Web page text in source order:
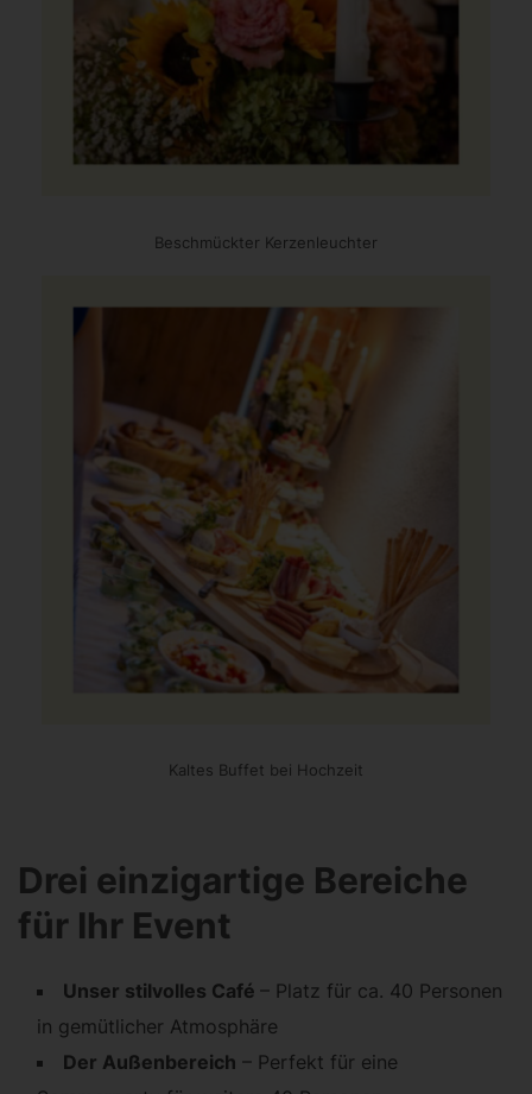
Beschmückter Kerzenleuchter
Kaltes Buffet bei Hochzeit
Drei einzigartige Bereiche
für Ihr Event
Unser stilvolles Café – Platz für ca. 40 Personen
in gemütlicher Atmosphäre
Der Außenbereich – Perfekt für eine